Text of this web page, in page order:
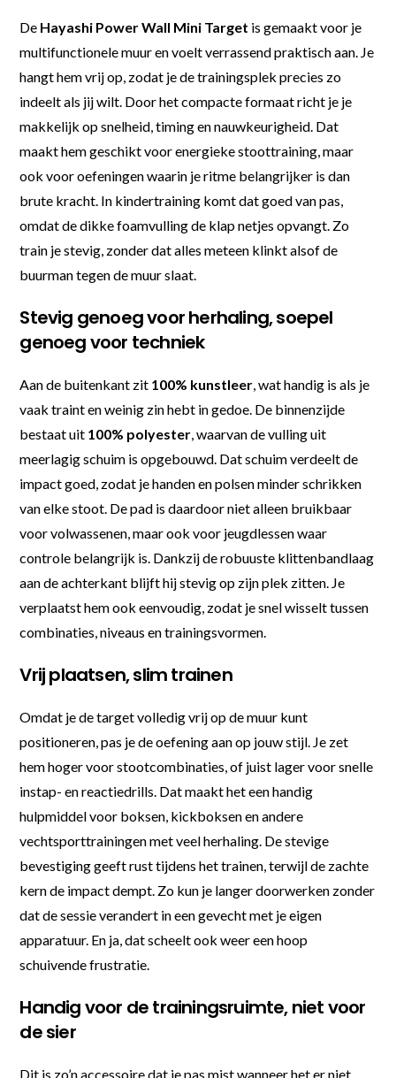
De Hayashi Power Wall Mini Target is gemaakt voor je
multifunctionele muur en voelt verrassend praktisch aan. Je
hangt hem vrij op, zodat je de trainingsplek precies zo
indeelt als jij wilt. Door het compacte formaat richt je je
makkelijk op snelheid, timing en nauwkeurigheid. Dat
maakt hem geschikt voor energieke stoottraining, maar
ook voor oefeningen waarin je ritme belangrijker is dan
brute kracht. In kindertraining komt dat goed van pas,
omdat de dikke foamvulling de klap netjes opvangt. Zo
train je stevig, zonder dat alles meteen klinkt alsof de
buurman tegen de muur slaat.
Stevig genoeg voor herhaling, soepel
genoeg voor techniek
Aan de buitenkant zit 100% kunstleer, wat handig is als je
vaak traint en weinig zin hebt in gedoe. De binnenzijde
bestaat uit 100% polyester, waarvan de vulling uit
meerlagig schuim is opgebouwd. Dat schuim verdeelt de
impact goed, zodat je handen en polsen minder schrikken
van elke stoot. De pad is daardoor niet alleen bruikbaar
voor volwassenen, maar ook voor jeugdlessen waar
controle belangrijk is. Dankzij de robuuste klittenbandlaag
aan de achterkant blijft hij stevig op zijn plek zitten. Je
verplaatst hem ook eenvoudig, zodat je snel wisselt tussen
combinaties, niveaus en trainingsvormen.
Vrij plaatsen, slim trainen
Omdat je de target volledig vrij op de muur kunt
positioneren, pas je de oefening aan op jouw stijl. Je zet
hem hoger voor stootcombinaties, of juist lager voor snelle
instap- en reactiedrills. Dat maakt het een handig
hulpmiddel voor boksen, kickboksen en andere
vechtsporttrainingen met veel herhaling. De stevige
bevestiging geeft rust tijdens het trainen, terwijl de zachte
kern de impact dempt. Zo kun je langer doorwerken zonder
dat de sessie verandert in een gevecht met je eigen
apparatuur. En ja, dat scheelt ook weer een hoop
schuivende frustratie.
Handig voor de trainingsruimte, niet voor
de sier
Dit is zo’n accessoire dat je pas mist wanneer het er niet